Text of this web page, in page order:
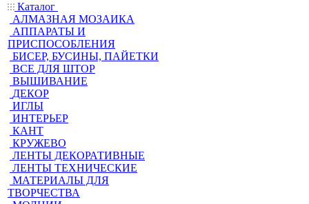
Каталог
АЛМАЗНАЯ МОЗАИКА
АППАРАТЫ И
ПРИСПОСОБЛЕНИЯ
БИСЕР, БУСИНЫ, ПАЙЕТКИ
ВСЕ ДЛЯ ШТОР
ВЫШИВАНИЕ
ДЕКОР
ИГЛЫ
ИНТЕРЬЕР
КАНТ
КРУЖЕВО
ЛЕНТЫ ДЕКОРАТИВНЫЕ
ЛЕНТЫ ТЕХНИЧЕСКИЕ
МАТЕРИАЛЫ ДЛЯ
ТВОРЧЕСТВА